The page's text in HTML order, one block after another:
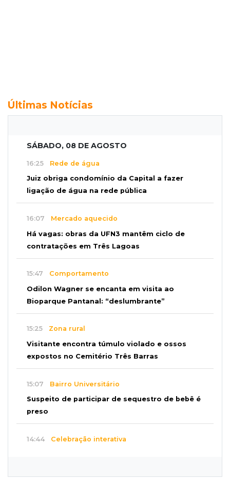
Últimas Notícias
SÁBADO, 08 DE AGOSTO
16:25 Rede de água
Juiz obriga condomínio da Capital a fazer
ligação de água na rede pública
16:07 Mercado aquecido
Há vagas: obras da UFN3 mantêm ciclo de
contratações em Três Lagoas
15:47 Comportamento
Odilon Wagner se encanta em visita ao
Bioparque Pantanal: “deslumbrante”
15:25 Zona rural
Visitante encontra túmulo violado e ossos
expostos no Cemitério Três Barras
15:07 Bairro Universitário
Suspeito de participar de sequestro de bebê é
preso
14:44 Celebração interativa